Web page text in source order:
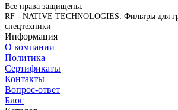
Все права защищены.
RF - NATIVE TECHNOLOGIES: Фильтры для
спецтехники
Информация
О компании
Политика
Сертификаты
Контакты
Вопрос-ответ
Блог